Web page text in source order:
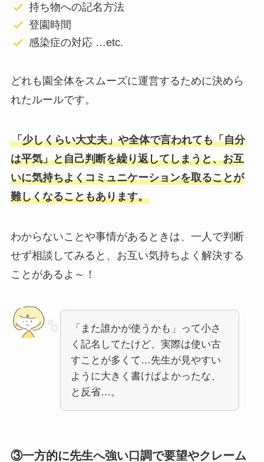
持ち物への記名方法
登園時間
感染症の対応 …etc.
どれも園全体をスムーズに運営するために決めら
れたルールです。
「少しくらい大丈夫」や全体で言われても「自分
は平気」と自己判断を繰り返してしまうと、お互
いに気持ちよくコミュニケーションを取ることが
難しくなることもあります。
わからないことや事情があるときは、一人で判断
せず相談してみると、お互い気持ちよく解決する
ことがあるよ～！
「また誰かが使うかも」って小さ
く記名してたけど、実際は使い古
すことが多くて…先生が見やすい
ように大きく書けばよかったな、
と反省…。
③一方的に先生へ強い口調で要望やクレーム